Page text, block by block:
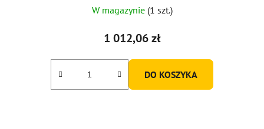
W magazynie (1 szt.)
1 012,06 zł
DO KOSZYKA